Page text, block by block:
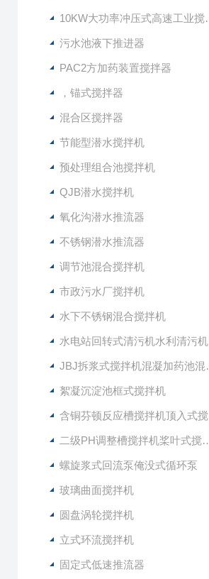
10KW大功率冲压式高速工业搅拌设备
污水池液下推进器
PAC2方加药装置搅拌器
，锚式搅拌器
混合区搅拌器
节能型潜水搅拌机
预处理组合池搅拌机
QJB潜水搅拌机
氧化沟潜水推流器
不锈钢潜水推流器
调节池混合搅拌机
市政污水厂搅拌机
水下不锈钢混合搅拌机
水电站回转式清污机水利清污机
JBJ拆浆式搅拌机混凝加药池混合型搅拌器
絮凝沉淀池框式搅拌机
含铜芬顿反应槽搅拌机顶入式搅拌器
二级PH调整槽搅拌机桨叶式搅拌器
螺旋浆式回流泵俺没式循环泵
玻璃曲面搅拌机
圆盘涡轮搅拌机
立式环流搅拌机
固定式低速推流器